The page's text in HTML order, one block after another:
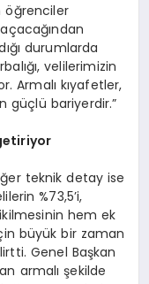
öğrenciler
durumlarda
velilerimizin
Armalı kıyafetler,
güçlü bariyerdir.”
teknik detay ise
%73,5’i,
hem ek
büyük bir zaman
Genel Başkan
armalı şekilde